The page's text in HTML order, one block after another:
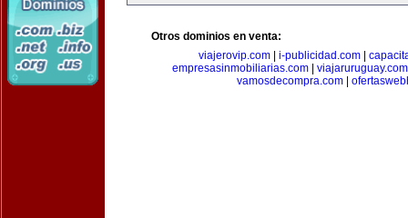
Otros dominios en venta:
viajerovip.com
i-publicidad.com
empresasinmobiliarias.com
viajaruruguay.com
vamosdecompra.com